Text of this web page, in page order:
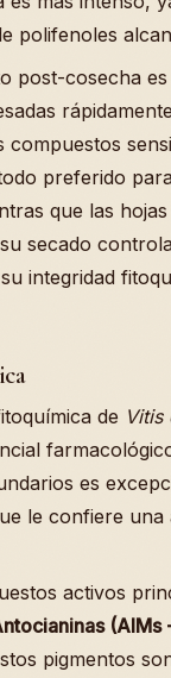
polifenoles
post-cosecha
compuestos
preferido
que las
secado
integridad
de Vitis
es
le confiere una
activos
pigmentos